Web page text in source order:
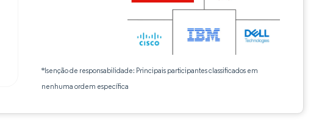
*Isenção de responsabilidade: Principais participantes classificados em
nenhuma ordem específica